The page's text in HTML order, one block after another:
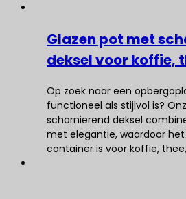
Glazen pot met
deksel voor koffie,
Op zoek naar een
functioneel als stijlvol is?
scharnierend deksel
met elegantie, waardoor
container is voor koffie,